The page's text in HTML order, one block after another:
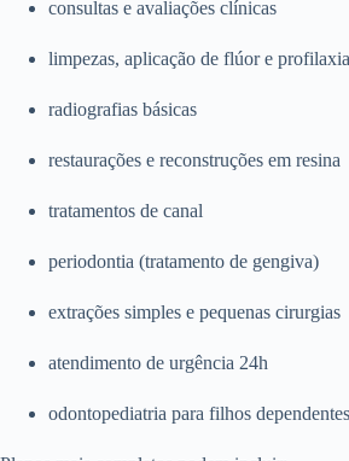
consultas e avaliações clínicas
limpezas, aplicação de flúor e profilaxia
radiografias básicas
restaurações e reconstruções em resina
tratamentos de canal
periodontia (tratamento de gengiva)
extrações simples e pequenas cirurgias
atendimento de urgência 24h
odontopediatria para filhos dependentes